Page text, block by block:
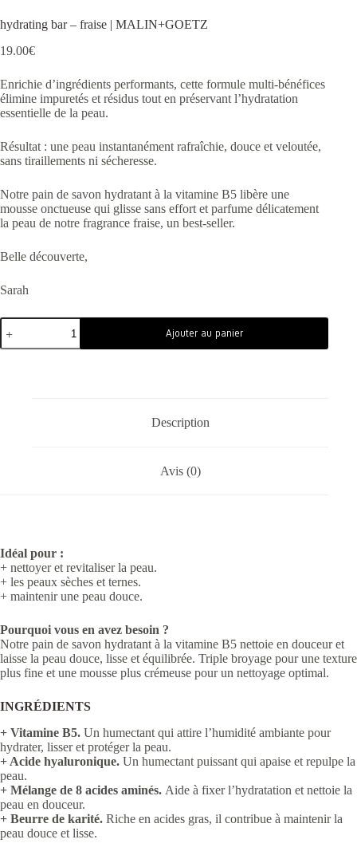
hydrating bar – fraise | MALIN+GOETZ
19.00€
Enrichie d’ingrédients performants, cette formule multi-bénéfices
élimine impuretés et résidus tout en préservant l’hydratation
essentielle de la peau.
Résultat : une peau instantanément rafraîchie, douce et veloutée,
sans tiraillements ni sécheresse.
Notre pain de savon hydratant à la vitamine B5 libère une
mousse onctueuse qui glisse sans effort et parfume délicatement
la peau de notre fragrance fraise, un best-seller.
Belle découverte,
Sarah
Ajouter au panier
Description
Avis (0)
Idéal pour :
+ nettoyer et revitaliser la peau.
+ les peaux sèches et ternes.
+ maintenir une peau douce.
Pourquoi vous en avez besoin ?
Notre pain de savon hydratant à la vitamine B5 nettoie en douceur et
laisse la peau douce, lisse et équilibrée. Triple broyage pour une texture
plus fine et une mousse plus crémeuse pour un nettoyage optimal.
INGRÉDIENTS
+ Vitamine B5. Un humectant qui attire l’humidité ambiante pour
hydrater, lisser et protéger la peau.
+ Acide hyaluronique. Un humectant puissant qui apaise et repulpe la
peau.
+ Mélange de 8 acides aminés. Aide à fixer l’hydratation et nettoie la
peau en douceur.
+ Beurre de karité. Riche en acides gras, il contribue à maintenir la
peau douce et lisse.